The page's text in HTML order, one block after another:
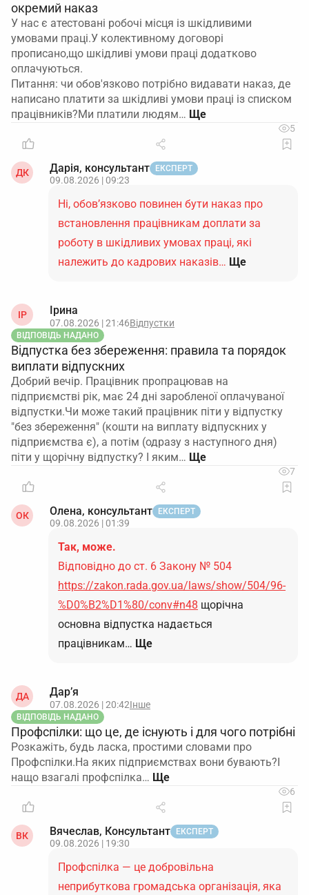
окремий наказ
У нас є атестовані робочі місця із шкідливими
умовами праці.У колективному договорі
прописано,що шкідливі умови праці додатково
оплачуються.
Питання: чи обов'язково потрібно видавати наказ, де
написано платити за шкідливі умови праці із списком
працівників?Ми платили людям…
5
ДК Дарія, консультант ЕКСПЕРТ
09.08.2026 | 09:23
Ні, обов’язково повинен бути наказ про
встановлення працівникам доплати за
роботу в шкідливих умовах праці, які
належить до кадрових наказів… Ще
ІР Ірина
07.08.2026 | 21:46Відпустки
ВІДПОВІДЬ НАДАНО
Відпустка без збереження: правила та порядок
виплати відпускних
Добрий вечір. Працівник пропрацював на
підприємстві рік, має 24 дні заробленої оплачуваної
відпустки.Чи може такий працівник піти у відпустку
"без збереження" (кошти на виплату відпускних у
підприємства є), а потім (одразу з наступного дня)
піти у щорічну відпустку? І яким…
7
ОК Олена, консультант ЕКСПЕРТ
09.08.2026 | 01:39
Так, може.
Відповідно до ст. 6 Закону № 504
https://zakon.rada.gov.ua/laws/show/504/96-
%D0%B2%D1%80/conv#n48 щорічна
основна відпустка надається
працівникам… Ще
ДА Дар’я
07.08.2026 | 20:42Інше
ВІДПОВІДЬ НАДАНО
Профспілки: що це, де існують і для чого потрібні
Розкажіть, будь ласка, простими словами про
Профспілки.На яких підприємствах вони бувають?І
нащо взагалі профспілка…
6
ВК Вячеслав, Консультант ЕКСПЕРТ
09.08.2026 | 19:30
Профспілка — це добровільна
неприбуткова громадська організація, яка